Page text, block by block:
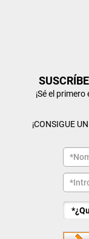
¡Sé el
¡CONSIGUE